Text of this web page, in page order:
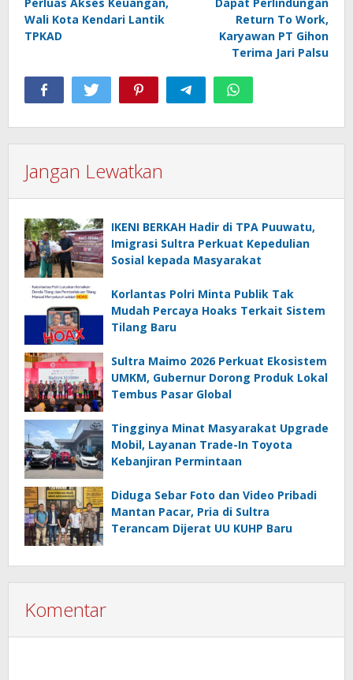
pos
Wali Kota Kendari Lantik
TPKAD
Return To Work,
Karyawan PT Gihon
Terima Jari Palsu
Jangan Lewatkan
IKENI BERKAH Hadir di TPA Puuwatu,
Imigrasi Sultra Perkuat Kepedulian
Sosial kepada Masyarakat
Korlantas Polri Minta Publik Tak
Mudah Percaya Hoaks Terkait Sistem
Tilang Baru
Sultra Maimo 2026 Perkuat Ekosistem
UMKM, Gubernur Dorong Produk Lokal
Tembus Pasar Global
Tingginya Minat Masyarakat Upgrade
Mobil, Layanan Trade-In Toyota
Kebanjiran Permintaan
Diduga Sebar Foto dan Video Pribadi
Mantan Pacar, Pria di Sultra
Terancam Dijerat UU KUHP Baru
Komentar